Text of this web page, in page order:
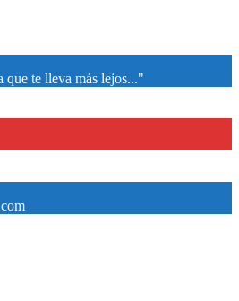
te lleva más lejos..."